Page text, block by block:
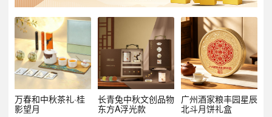
万春和中秋茶礼·桂
影望月
长青兔中秋文创品物
东方A浮光款
广州酒家粮丰园星辰
北斗月饼礼盒